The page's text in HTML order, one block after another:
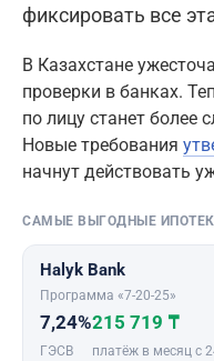
фиксировать все
В Казахстане
проверки в банках.
по лицу станет
Новые требования
начнут действовать
САМЫЕ ВЫГОДНЫЕ
Halyk Bank
Программа «7-20-25»
7,24%
ГЭСВ
215 719 ₸
платёж в месяц с